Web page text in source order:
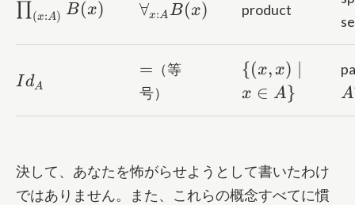
\prod_{(x:A)}B(x)
(x:A) B(x) \forall_{x:A}B(x)
∀x: A B(x) product
Id_{A}
IdA
=
= （等
号）
\{
(x,x)
{(x, x)
x ∈ A} A
決して、あなたを怖がらせようとして書いたわけ
ではありません。また、これらの概念すべてに慣